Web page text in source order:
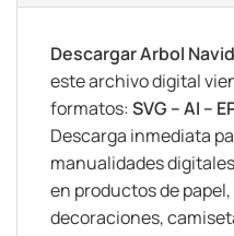
Descargar Arbol
este archivo digital
formatos:SVG – AI –
Descarga inmediata
manualidades
en productos de
decoraciones,